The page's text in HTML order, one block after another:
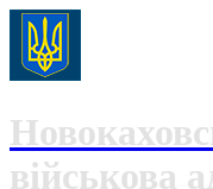
військова